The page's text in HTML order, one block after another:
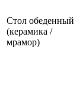
Стол обеденный
(керамика /
мрамор)